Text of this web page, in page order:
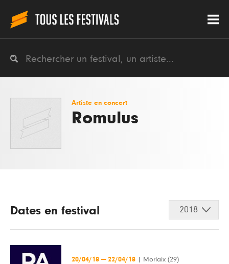
Artiste en concert
Romulus
Dates en festival 2018
20/04/18 — 22/04/18 Morlaix (29)